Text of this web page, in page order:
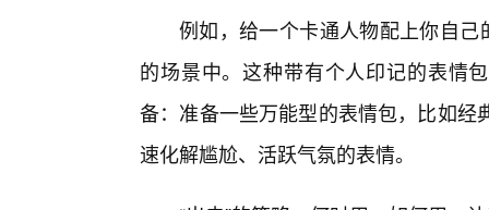
例如，给一个卡通人物配上你自
的场景中。这种带有个人印记的表情
备：准备一些万能型的表情包，比如经
速化解尴尬、活跃气氛的表情。